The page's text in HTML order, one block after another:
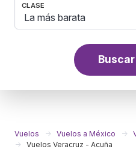
CLASE
Vuelos Vuelos a México
Vuelos Veracruz - Acuña